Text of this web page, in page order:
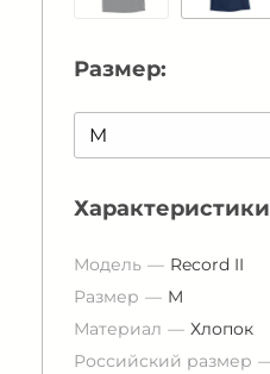
Размер:
Характеристики
Модель
Record II
Размер
M
Материал
Хлопок
Российский размер